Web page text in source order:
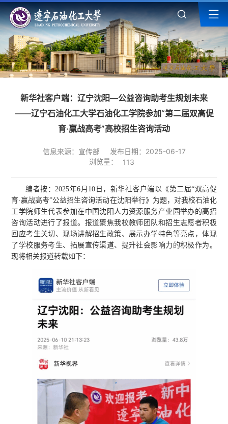
新华社客户端：辽宁沈阳—公益咨询助考生规划未来
——辽宁石油化工大学石油化工学院参加“第二届双高促
育·赢战高考”高校招生咨询活动
信息来源：宣传部
发布日期：2025-06-17
浏览量：
113
编者按：2025年6月10日，新华社客户端以《第二届“双高促
育·赢战高考”公益招生咨询活动在沈阳举行》为题，对我校石油化
工学院师生代表参加在中国沈阳人力资源服务产业园举办的高招
咨询活动进行了报道。报道聚焦我校教师团队和招生志愿者积极
回应考生关切、现场讲解招生政策、展示办学特色等亮点，体现
了学校服务考生、拓展宣传渠道、提升社会影响力的积极作为。
现将相关报道转载如下：